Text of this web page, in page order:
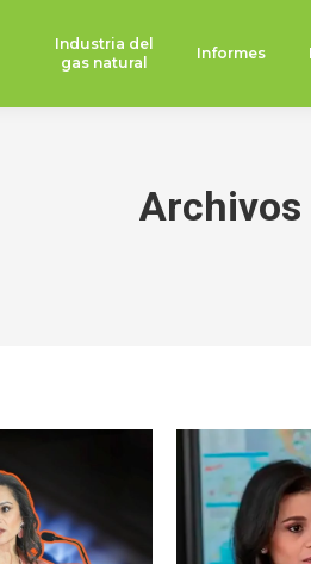
Industria del
gas natural
Informes
Archivos